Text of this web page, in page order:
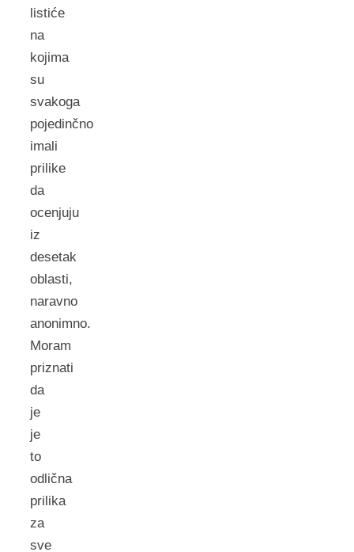
listiće
na
kojima
su
svakoga
pojedinčno
imali
prilike
da
ocenjuju
iz
desetak
oblasti,
naravno
anonimno.
Moram
priznati
da
je
je
to
odlična
prilika
za
sve